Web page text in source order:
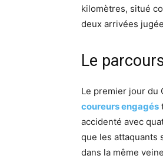
kilomètres, situé
deux arrivées
Le
Le premier jour du
coureurs engagés
accidenté avec
que les attaquants
dans la même